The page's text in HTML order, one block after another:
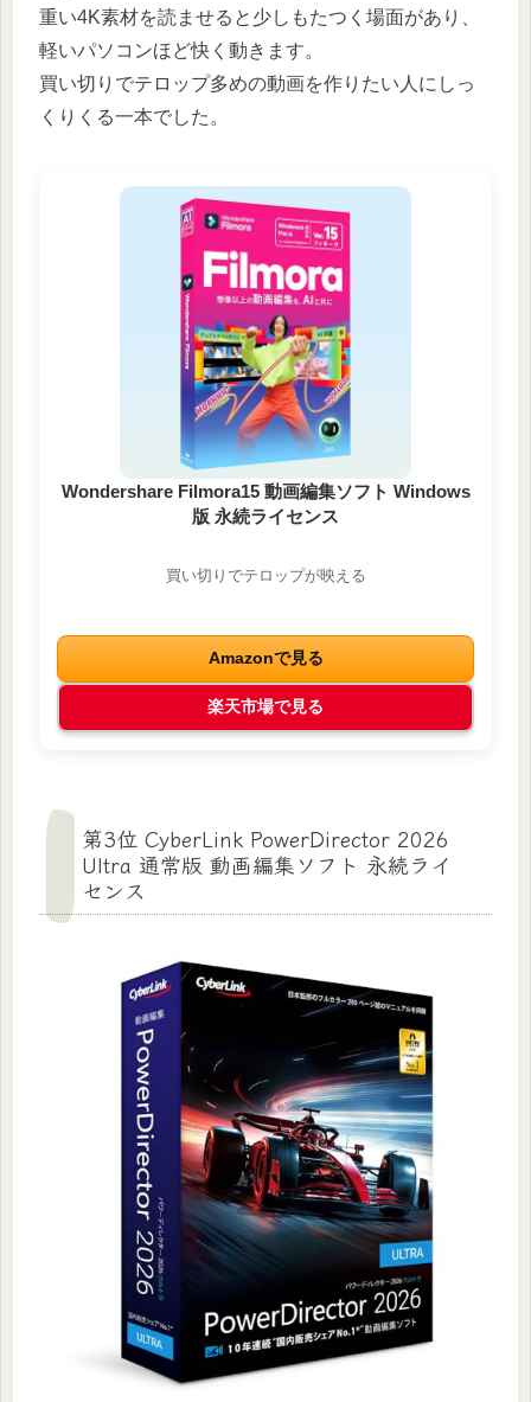
重い4K素材を読ませると少しもたつく場面があり、
軽いパソコンほど快く動きます。
買い切りでテロップ多めの動画を作りたい人にしっ
くりくる一本でした。
Wondershare Filmora15 動画編集ソフト Windows
版 永続ライセンス
買い切りでテロップが映える
Amazonで見る
楽天市場で見る
第3位 CyberLink PowerDirector 2026
Ultra 通常版 動画編集ソフト 永続ライ
センス